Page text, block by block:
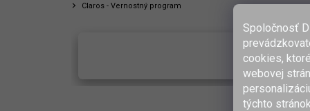
Spoločnosť
cookies,
webovej
týchto
Claros - Vernostný program